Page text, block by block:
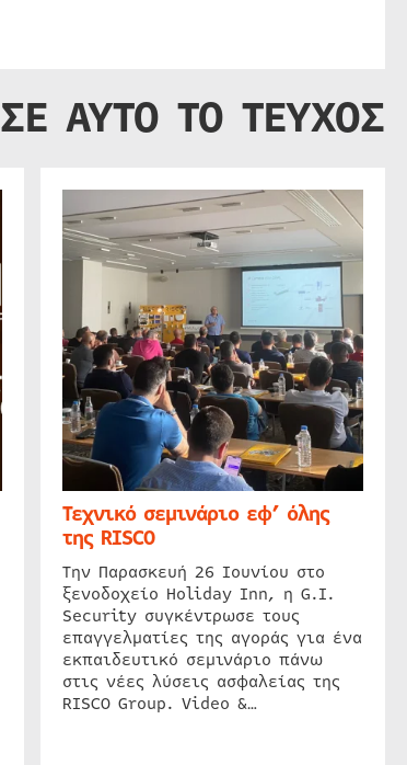
ΣΕ ΑΥΤΟ ΤΟ ΤΕΥΧΟΣ
Τεχνικό σεμινάριο εφ’ όλης
της RISCO
Την Παρασκευή 26 Ιουνίου στο
ξενοδοχείο Holiday Inn, η G.I.
Security συγκέντρωσε τους
επαγγελματίες της αγοράς για ένα
εκπαιδευτικό σεμινάριο πάνω
στις νέες λύσεις ασφαλείας της
RISCO Group. Video &…